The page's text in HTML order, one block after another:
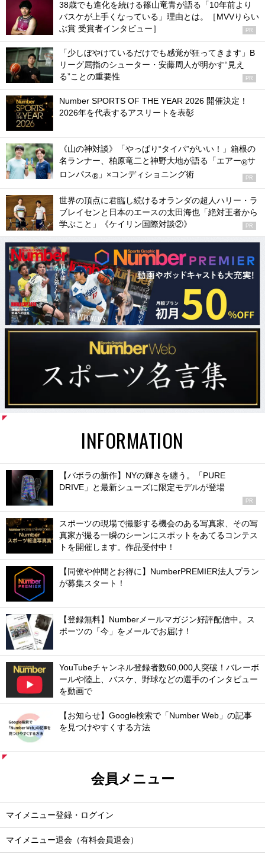
38歳でも進化を続ける篠山竜青が語る「10年前より
バスケが上手くなっている」理由とは。［MVVりらい
ぶ賞 受賞者インタビュー］
PR
「少しぼやけているだけでも感覚が狂ってきます」B
リーグ屈指のシューター・安藤周人が明かす“見え
る”ことの重要性
PR
Number SPORTS OF THE YEAR 2026 開催決定！
2026年を代表するアスリートを表彰
《山の神対談》「やっぱり“タイパ”がいい！」箱根の
名ランナー、柏原竜二と神野大地が語る「エアー®サ
ロンパス® 」×コンディショニング術 PR
世界の頂点に君臨し続けるオランダの超人ハリー・ラ
ブレイセンと日本のエースの太田海也「絶対王者から
学ぶこと」《ケイリン国際対談②》
PR
INFORMATION
【バボラの新作】NYの輝きを纏う。「PURE
DRIVE」と最新シューズに限定モデルが登場
PR
スポーツの現場で撮影する機会のある写真家、その写
真家が撮る一瞬のシーンにスポットをあてるコンテス
トを開催します。作品受付中！
【同僚や仲間とお得に】NumberPREMIER法人プラン
が募集スタート！
【登録無料】Numberメールマガジン好評配信中。ス
ポーツの「今」をメールでお届け！
YouTubeチャンネル登録者数60,000人突破！バレーボ
ールや陸上、バスケ、野球などの選手のインタビュー
を動画で
【お知らせ】Google検索で「Number Web」の記事
を見つけやすくする方法
会員メニュー
マイメニュー登録・ログイン
マイメニュー退会（有料会員退会）